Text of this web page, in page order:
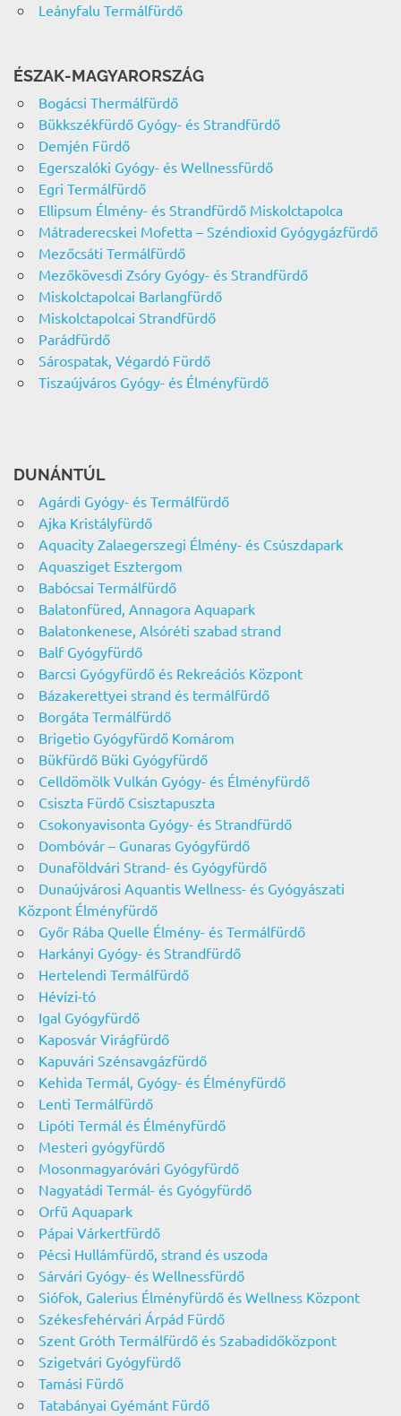
Leányfalu Termálfürdő
ÉSZAK-MAGYARORSZÁG
Bogácsi Thermálfürdő
Bükkszékfürdő Gyógy- és Strandfürdő
Demjén Fürdő
Egerszalóki Gyógy- és Wellnessfürdő
Egri Termálfürdő
Ellipsum Élmény- és Strandfürdő Miskolctapolca
Mátraderecskei Mofetta – Széndioxid Gyógygázfürdő
Mezőcsáti Termálfürdő
Mezőkövesdi Zsóry Gyógy- és Strandfürdő
Miskolctapolcai Barlangfürdő
Miskolctapolcai Strandfürdő
Parádfürdő
Sárospatak, Végardó Fürdő
Tiszaújváros Gyógy- és Élményfürdő
DUNÁNTÚL
Agárdi Gyógy- és Termálfürdő
Ajka Kristályfürdő
Aquacity Zalaegerszegi Élmény- és Csúszdapark
Aquasziget Esztergom
Babócsai Termálfürdő
Balatonfüred, Annagora Aquapark
Balatonkenese, Alsóréti szabad strand
Balf Gyógyfürdő
Barcsi Gyógyfürdő és Rekreációs Központ
Bázakerettyei strand és termálfürdő
Borgáta Termálfürdő
Brigetio Gyógyfürdő Komárom
Bükfürdő Büki Gyógyfürdő
Celldömölk Vulkán Gyógy- és Élményfürdő
Csiszta Fürdő Csisztapuszta
Csokonyavisonta Gyógy- és Strandfürdő
Dombóvár – Gunaras Gyógyfürdő
Dunaföldvári Strand- és Gyógyfürdő
Dunaújvárosi Aquantis Wellness- és Gyógyászati
Központ Élményfürdő
Győr Rába Quelle Élmény- és Termálfürdő
Harkányi Gyógy- és Strandfürdő
Hertelendi Termálfürdő
Hévízi-tó
Igal Gyógyfürdő
Kaposvár Virágfürdő
Kapuvári Szénsavgázfürdő
Kehida Termál, Gyógy- és Élményfürdő
Lenti Termálfürdő
Lipóti Termál és Élményfürdő
Mesteri gyógyfürdő
Mosonmagyaróvári Gyógyfürdő
Nagyatádi Termál- és Gyógyfürdő
Orfű Aquapark
Pápai Várkertfürdő
Pécsi Hullámfürdő, strand és uszoda
Sárvári Gyógy- és Wellnessfürdő
Siófok, Galerius Élményfürdő és Wellness Központ
Székesfehérvári Árpád Fürdő
Szent Gróth Termálfürdő és Szabadidőközpont
Szigetvári Gyógyfürdő
Tamási Fürdő
Tatabányai Gyémánt Fürdő